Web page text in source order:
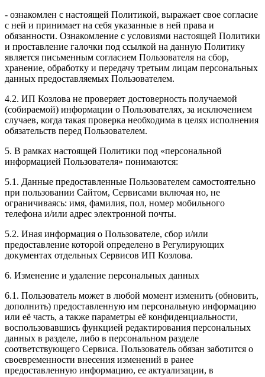
- ознакомлен с настоящей Политикой, выражает свое согласие
с ней и принимает на себя указанные в ней права и
обязанности. Ознакомление с условиями настоящей Политики
и проставление галочки под ссылкой на данную Политику
является письменным согласием Пользователя на сбор,
хранение, обработку и передачу третьим лицам персональных
данных предоставляемых Пользователем.
4.2. ИП Козлова не проверяет достоверность получаемой
(собираемой) информации о Пользователях, за исключением
случаев, когда такая проверка необходима в целях исполнения
обязательств перед Пользователем.
5. В рамках настоящей Политики под «персональной
информацией Пользователя» понимаются:
5.1. Данные предоставленные Пользователем самостоятельно
при пользовании Сайтом, Сервисами включая но, не
ограничиваясь: имя, фамилия, пол, номер мобильного
телефона и/или адрес электронной почты.
5.2. Иная информация о Пользователе, сбор и/или
предоставление которой определено в Регулирующих
документах отдельных Сервисов ИП Козлова.
6. Изменение и удаление персональных данных
6.1. Пользователь может в любой момент изменить (обновить,
дополнить) предоставленную им персональную информацию
или её часть, а также параметры её конфиденциальности,
воспользовавшись функцией редактирования персональных
данных в разделе, либо в персональном разделе
соответствующего Сервиса. Пользователь обязан заботится о
своевременности внесения изменений в ранее
предоставленную информацию, ее актуализации, в